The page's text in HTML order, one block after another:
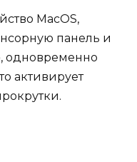
MacOS,
панель и
одновременно
активирует